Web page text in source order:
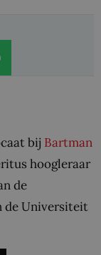
bij Bartman
hoogleraar
de
de Universiteit